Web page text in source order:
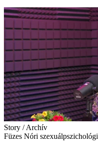
Story / Archív
Füzes Nóri